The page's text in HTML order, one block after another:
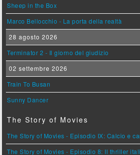
Sheep in the Box
Marco Bellocchio - La porta della realtà
28 agosto 2026
Terminator 2 - Il giorno del giudizio
02 settembre 2026
Train To Busan
Sunny Dancer
The Story of Movies
The Story of Movies - Episodio IX: Calcio e
The Story of Movies - Episodio 8: Il thriller